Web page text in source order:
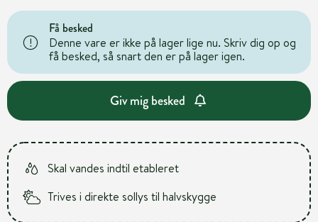
Få besked
Denne vare er ikke på lager lige nu. Skriv dig op og
få besked, så snart den er på lager igen.
Giv mig besked
Skal vandes indtil etableret
Trives i direkte sollys til halvskygge